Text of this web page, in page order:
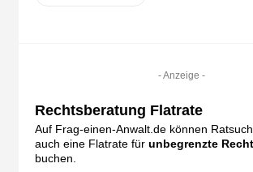
- Anzeige -
Rechtsberatung Flatrate
Auf Frag-einen-Anwalt.de können
auch eine Flatrate für unbegrenzte
buchen.